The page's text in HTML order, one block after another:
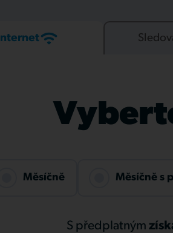
Internet
Měsíčně Měsíčně s
S předplatným